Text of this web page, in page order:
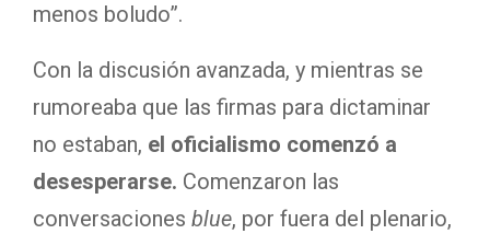
menos boludo”.
Con la discusión avanzada, y mientras se
rumoreaba que las firmas para dictaminar
no estaban, el oficialismo comenzó a
desesperarse. Comenzaron las
conversaciones blue, por fuera del plenario,